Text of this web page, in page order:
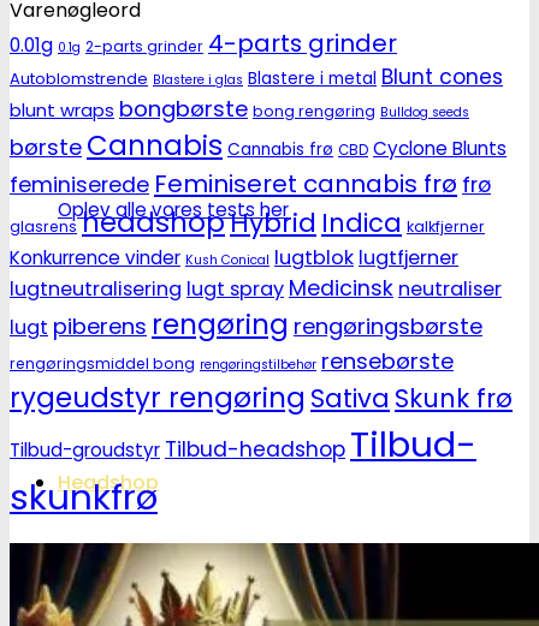
Oplev alle vores tests her
Headshop
Headshop
Varenøgleord
0.01g 0.1g 2-parts grinder 4-parts grinder
Autoblomstrende Blastere i glas Blastere i metal Blunt cones
blunt wraps bongbørste bong rengøring Bulldog seeds
børste Cannabis Cannabis frø CBD Cyclone Blunts
feminiserede Feminiseret cannabis frø frø
glasrens headshopHybrid Indica kalkfjerner
Konkurrence vinder Kush Conical lugtblok lugtfjerner
lugtneutralisering lugt spray Medicinsk neutraliser
lugt piberens rengøring rengøringsbørste
rengøringsmiddel bong rengøringstilbehør rensebørste
rygeudstyr rengøring Sativa Skunk frø
Tilbud-groudstyr Tilbud-headshop Tilbud-
skunkfrø